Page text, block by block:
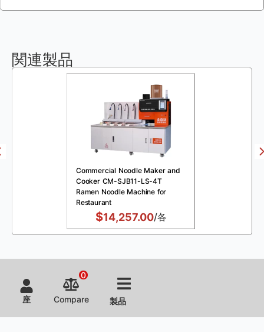
関連製品
Commercial Noodle Maker and
Cooker CM-SJB11-LS-4T
Ramen Noodle Machine for
Restaurant
$14,257.00/各
座 Compare
0
製品